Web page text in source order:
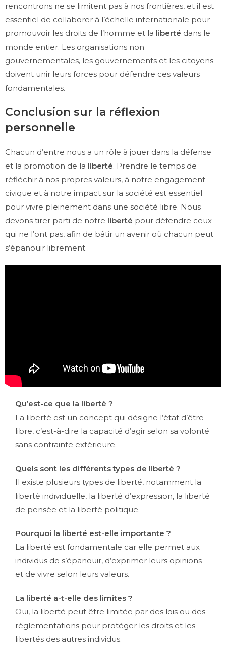
rencontrons ne se limitent pas à nos frontières, et il est
essentiel de collaborer à l’échelle internationale pour
promouvoir les droits de l’homme et la liberté dans le
monde entier. Les organisations non
gouvernementales, les gouvernements et les citoyens
doivent unir leurs forces pour défendre ces valeurs
fondamentales.
Conclusion sur la réflexion
personnelle
Chacun d’entre nous a un rôle à jouer dans la défense
et la promotion de la liberté. Prendre le temps de
réfléchir à nos propres valeurs, à notre engagement
civique et à notre impact sur la société est essentiel
pour vivre pleinement dans une société libre. Nous
devons tirer parti de notre liberté pour défendre ceux
qui ne l’ont pas, afin de bâtir un avenir où chacun peut
s’épanouir librement.
Qu’est-ce que la liberté ?
La liberté est un concept qui désigne l’état d’être
libre, c’est-à-dire la capacité d’agir selon sa volonté
sans contrainte extérieure.
Quels sont les différents types de liberté ?
Il existe plusieurs types de liberté, notamment la
liberté individuelle, la liberté d’expression, la liberté
de pensée et la liberté politique.
Pourquoi la liberté est-elle importante ?
La liberté est fondamentale car elle permet aux
individus de s’épanouir, d’exprimer leurs opinions
et de vivre selon leurs valeurs.
La liberté a-t-elle des limites ?
Oui, la liberté peut être limitée par des lois ou des
réglementations pour protéger les droits et les
libertés des autres individus.